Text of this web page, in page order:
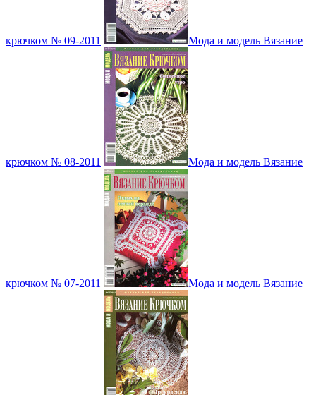
крючком № 09-2011 Мода и модель Вязание
крючком № 08-2011 Мода и модель Вязание
крючком № 07-2011 Мода и модель Вязание